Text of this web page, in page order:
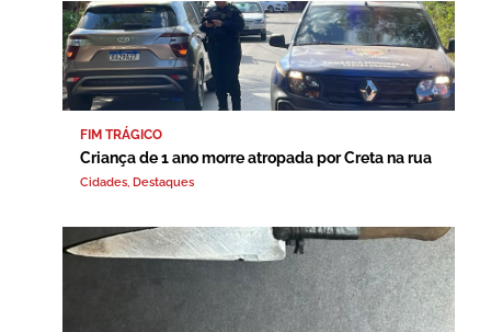
FIM TRÁGICO
Criança de 1 ano morre atropada por Creta na rua
Cidades, Destaques